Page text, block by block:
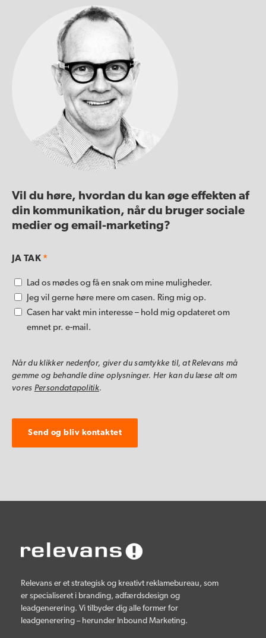
Vil du høre, hvordan du kan øge effekten af
din kommunikation, når du bruger sociale
medier og email-marketing?
JA TAK *
Lad os mødes og få en snak om mine muligheder.
Jeg vil gerne høre mere om casen. Ring mig op.
Casen har vakt min interesse – hold mig opdateret om
emnet pr. e-mail.
Når du klikker nedenfor, giver du samtykke til, at Relevans må
gemme og behandle dine oplysninger. Her kan du læse alt om
vores Persondatapolitik.
Relevans er et strategisk og kreativt reklamebureau, som
er specialiseret i branding, adfærdsdesign og
leadgenerering. Vi tilbyder dig alle former for
leadgenerering – herunder Inbound Marketing.